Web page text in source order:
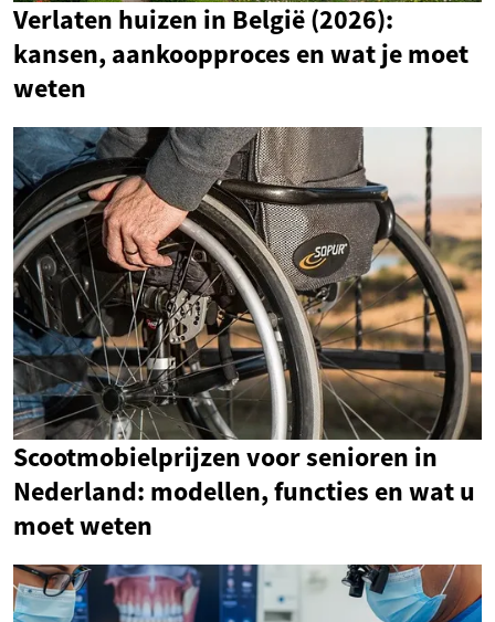
Verlaten huizen in België (2026):
kansen, aankoopproces en wat je moet
weten
Scootmobielprijzen voor senioren in
Nederland: modellen, functies en wat u
moet weten